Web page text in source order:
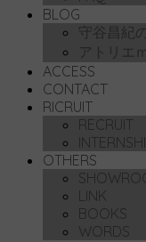
BLOG
守谷昌紀
アトリエ
ACCESS
CONTACT
RICRUIT
RECRUIT
OTHERS
LINK
BOOKS
WORDS